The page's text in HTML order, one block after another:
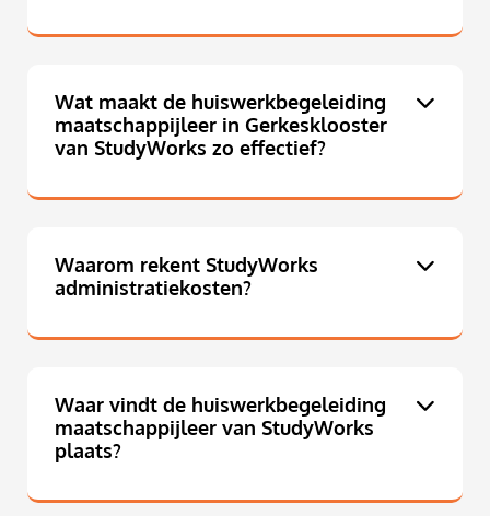
Wat maakt de huiswerkbegeleiding
maatschappijleer in Gerkesklooster
van StudyWorks zo effectief?
Waarom rekent StudyWorks
administratiekosten?
Waar vindt de huiswerkbegeleiding
maatschappijleer van StudyWorks
plaats?